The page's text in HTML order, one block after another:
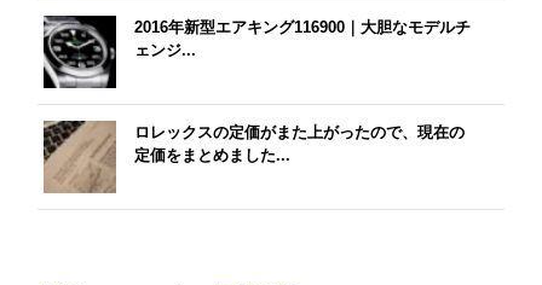
2016年新型エアキング116900｜大胆なモデルチ
ェンジ...
ロレックスの定価がまた上がったので、現在の
定価をまとめました...